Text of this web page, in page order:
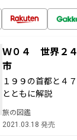
Ｗ０４ 世界２
市
１９９の首都と４
とともに解説
旅の図鑑
2021.03.18 発売